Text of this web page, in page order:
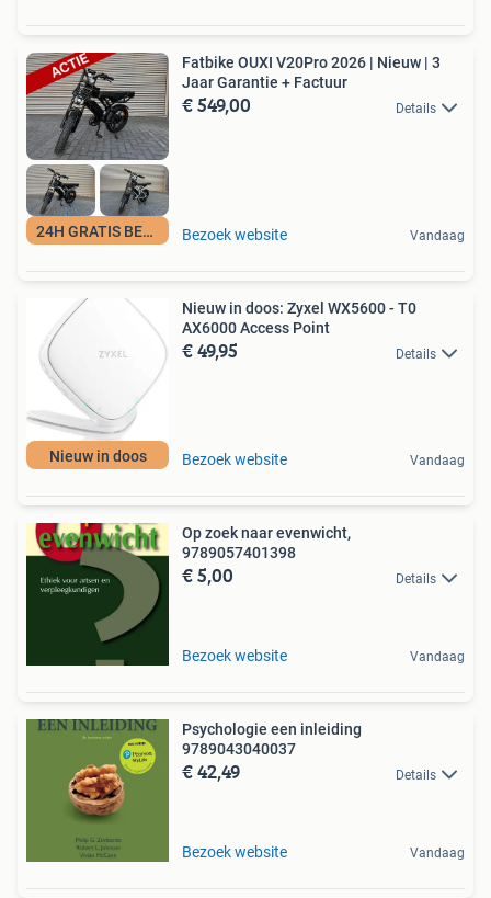
24H GRATIS BEZORGD
Fatbike OUXI V20Pro 2026 | Nieuw | 3
Jaar Garantie + Factuur
€ 549,00 Details
Bezoek website Vandaag
Nieuw in doos
Nieuw in doos: Zyxel WX5600 - T0
AX6000 Access Point
€ 49,95 Details
Bezoek website Vandaag
Op zoek naar evenwicht,
9789057401398
€ 5,00 Details
Bezoek website Vandaag
Psychologie een inleiding
9789043040037
€ 42,49 Details
Bezoek website Vandaag